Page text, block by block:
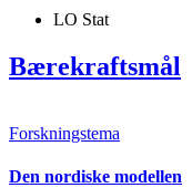
LO Stat
Bærekraftsmål
Forskningstema
Den nordiske modellen